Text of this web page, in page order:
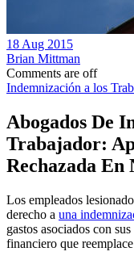
18 Aug 2015
Brian Mittman
Comments are off
Indemnización a los
Abogados De
Trabajador:
Rechazada En
Los empleados
derecho a una
gastos asociados con
financiero que